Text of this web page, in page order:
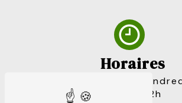
Horaires
Du lundi au
7h30 à 12h